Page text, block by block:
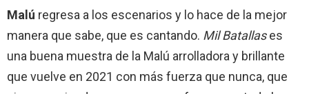
Malú regresa a los escenarios y lo hace de la mejor
manera que sabe, que es cantando. Mil Batallases
una buena muestra de la Malú arrolladora y brillante
que vuelve en 2021 con más fuerza que nunca, que